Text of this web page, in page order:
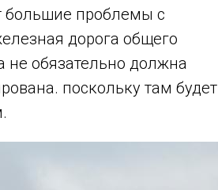
большие проблемы с
дорога общего
не обязательно должна
поскольку там будет